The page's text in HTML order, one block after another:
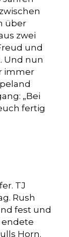
über
zwei
und
Und nun
immer
„Bei
fertig
TJ
Rush
fest und
endete
Horn.